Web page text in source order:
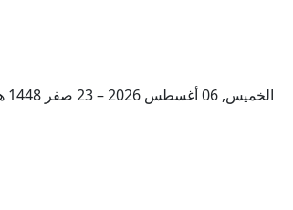
الخميس, 06 أغسطس 2026 – 23 صفر 1448 هـ